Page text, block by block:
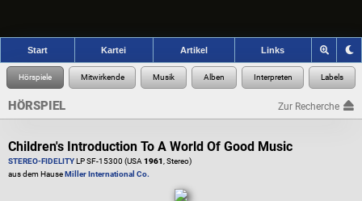
Start Kartei Artikel Links
HÖRSPIEL Zur Recherche
Children's Introduction To A World Of Good Music
STEREO-FIDELITY LP SF-15300 (USA1961, Stereo)
aus dem Hause Miller International Co.